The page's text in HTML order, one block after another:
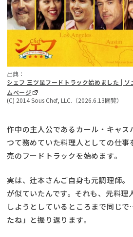
出典：
シェフ 三ツ星フードトラック始めました | ソ
ムページ
(C) 2014 Sous Chef, LLC.（2026.6.13閲覧）
作中の主人公であるカール・キャス
つて務めていた料理人としての仕事
売のフードトラックを始めます。
実は、辻本さんご自身も元調理師
が似ていたんです。それも、元料理
しようとしているところまで同じ
たね」と振り返ります。